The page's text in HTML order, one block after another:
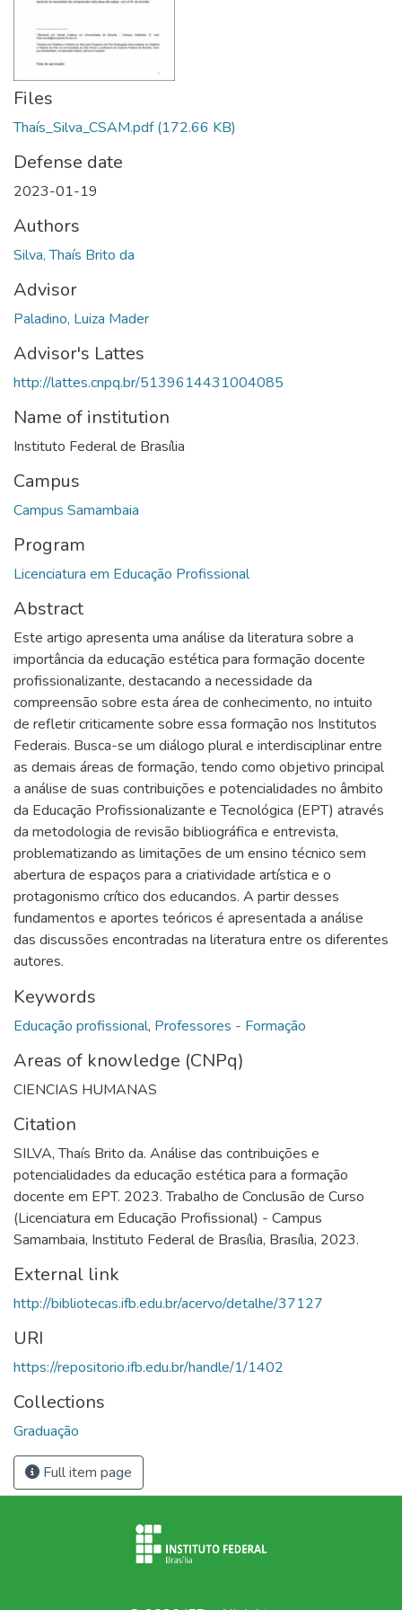
Files
Thaís_Silva_CSAM.pdf(172.66 KB)
Defense date
2023-01-19
Authors
Silva, Thaís Brito da
Advisor
Paladino, Luiza Mader
Advisor's Lattes
http://lattes.cnpq.br/5139614431004085
Name of institution
Instituto Federal de Brasília
Campus
Campus Samambaia
Program
Licenciatura em Educação Profissional
Abstract
Este artigo apresenta uma análise da literatura sobre a
importância da educação estética para formação docente
profissionalizante, destacando a necessidade da
compreensão sobre esta área de conhecimento, no intuito
de refletir criticamente sobre essa formação nos Institutos
Federais. Busca-se um diálogo plural e interdisciplinar entre
as demais áreas de formação, tendo como objetivo principal
a análise de suas contribuições e potencialidades no âmbito
da Educação Profissionalizante e Tecnológica (EPT) através
da metodologia de revisão bibliográfica e entrevista,
problematizando as limitações de um ensino técnico sem
abertura de espaços para a criatividade artística e o
protagonismo crítico dos educandos. A partir desses
fundamentos e aportes teóricos é apresentada a análise
das discussões encontradas na literatura entre os diferentes
autores.
Keywords
Educação profissional, Professores - Formação
Areas of knowledge (CNPq)
CIENCIAS HUMANAS
Citation
SILVA, Thaís Brito da. Análise das contribuições e
potencialidades da educação estética para a formação
docente em EPT. 2023. Trabalho de Conclusão de Curso
(Licenciatura em Educação Profissional) - Campus
Samambaia, Instituto Federal de Brasília, Brasília, 2023.
External link
http://bibliotecas.ifb.edu.br/acervo/detalhe/37127
URI
https://repositorio.ifb.edu.br/handle/1/1402
Collections
Graduação
Full item page